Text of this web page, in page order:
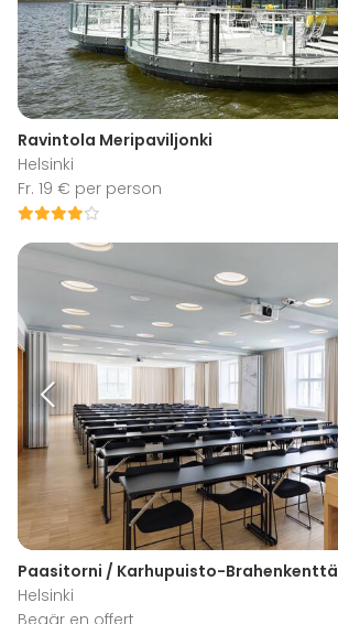
Ravintola Meripaviljonki
Helsinki
Fr. 19 € per person
Paasitorni / Karhupuisto-Brahenkenttä
Helsinki
Begär en offert